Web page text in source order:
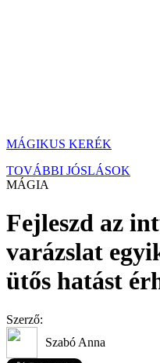
MÁGIKUS KERÉK
TOVÁBBI JÓSLÁSOK
MÁGIA
Fejleszd az
varázslat
ütős hatást
Szerző:
Szabó Anna